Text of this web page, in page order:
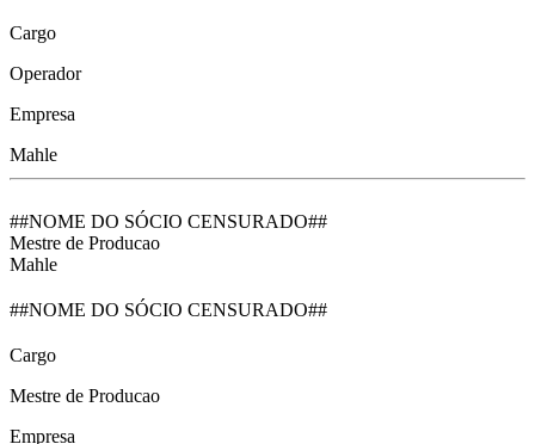
Cargo
Operador
Empresa
Mahle
##NOME DO SÓCIO CENSURADO##
Mestre de Producao
Mahle
##NOME DO SÓCIO CENSURADO##
Cargo
Mestre de Producao
Empresa